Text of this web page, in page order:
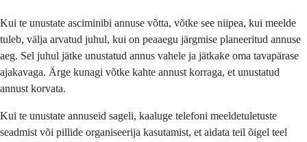
Kui te unustate asciminibi annuse võtta, võtke see niipea, kui meelde
tuleb, välja arvatud juhul, kui on peaaegu järgmise planeeritud annuse
aeg. Sel juhul jätke unustatud annus vahele ja jätkake oma tavapärase
ajakavaga. Ärge kunagi võtke kahte annust korraga, et unustatud
annust korvata.
Kui te unustate annuseid sageli, kaaluge telefoni meeldetuletuste
seadmist või pillide organiseerija kasutamist, et aidata teil õigel teel